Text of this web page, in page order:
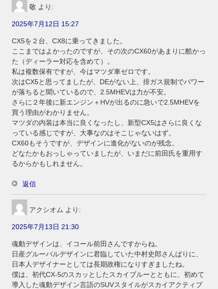
敬 より:
2025年7月12日 15:27
CX5を２台、CX8に乗ってきました。
ここまではよかったのですが、その次のCX60があまりに酷かっ
た（ディーラー対応を含めて）。
私は複数保有ですが、今はマツダ車ゼロです。
次はCX5と思ってましたが、DEがない上、排ガス規制でパワー
が落ちると聞いているので、2.5MHEVは力が不安。
さらに２年後に新エンジン＋HVが出るのに急いで2.5MHEVを
買う理由がわかりません。
マツダの内装は本当に良くなったし、新型CX5はさらに良くな
っている感じですが、大事なのはそこじゃないはず。
CX60もそうですが、デザインに進化がないのが残念。
どなたかもおっしゃっていましたが、いまだに前田氏を重用す
るからかもしれません。
返信
アクシオム より:
2025年7月13日 21:30
魂動デザインは、イコール前田さんですからね。
日産グルーバルデザインに君臨していた中村史郎さんばりに、
日本人デザイナーとしては長期政権になりすぎましたね。
僕は、初代CX-5のスカッとしたスカイブルーとともに、初めて
導入した魂動デザイン言語のSUVスタイルがスカイアクティブ